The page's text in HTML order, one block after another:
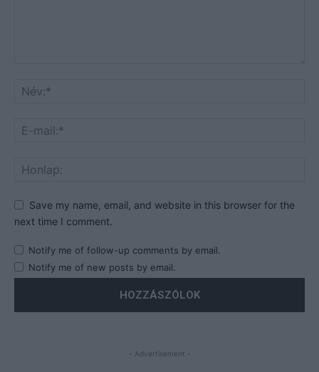
Save my name, email, and website in this browser for the
next time I comment.
Notify me of follow-up comments by email.
Notify me of new posts by email.
- Advertisement -